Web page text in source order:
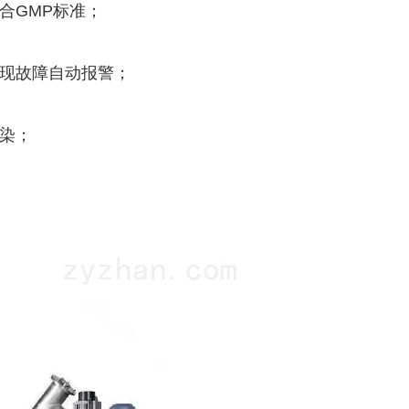
GMP标准；
故障自动报警；
；